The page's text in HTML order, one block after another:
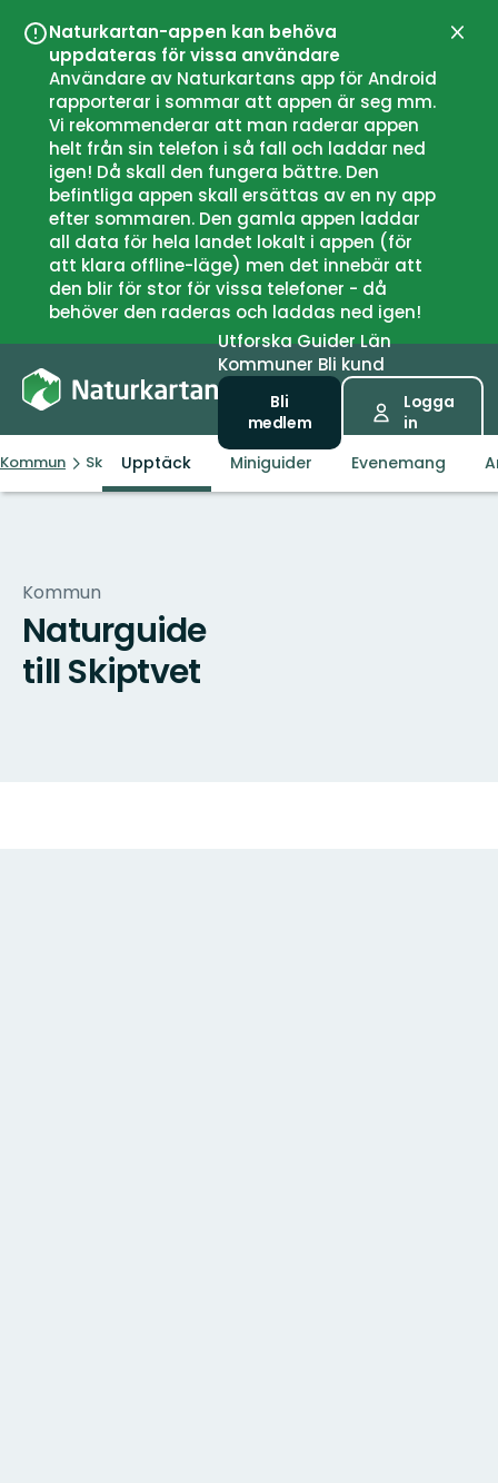
Naturkartan-appen kan behöva
uppdateras för vissa användare
Användare av Naturkartans app för Android
rapporterar i sommar att appen är seg mm.
Vi rekommenderar att man raderar appen
helt från sin telefon i så fall och laddar ned
igen! Då skall den fungera bättre. Den
befintliga appen skall ersättas av en ny app
efter sommaren. Den gamla appen laddar
all data för hela landet lokalt i appen (för
att klara offline-läge) men det innebär att
den blir för stor för vissa telefoner - då
behöver den raderas och laddas ned igen!
UtforskaGuiderLän
Kommuner Bli kund
Bli
medlem
Logga
in
Kommun SkiptvetUpptäck Miniguider Evenemang
Kommun
Naturguide
till Skiptvet